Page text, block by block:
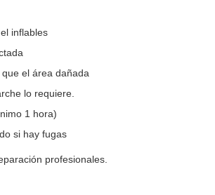
inflables
el área dañada
lo requiere.
1 hora)
si hay fugas
profesionales.